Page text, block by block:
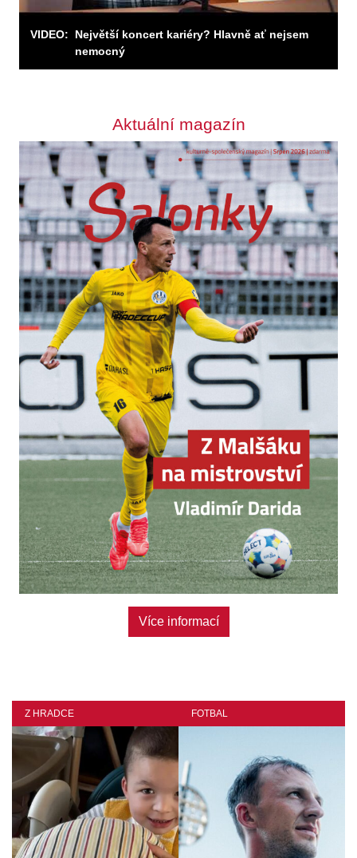
VIDEO:
Největší koncert kariéry? Hlavně ať nejsem
nemocný
Aktuální magazín
Více informací
Odebírejte zpravodaj
Odebírat
Z HRADCE FOTBAL